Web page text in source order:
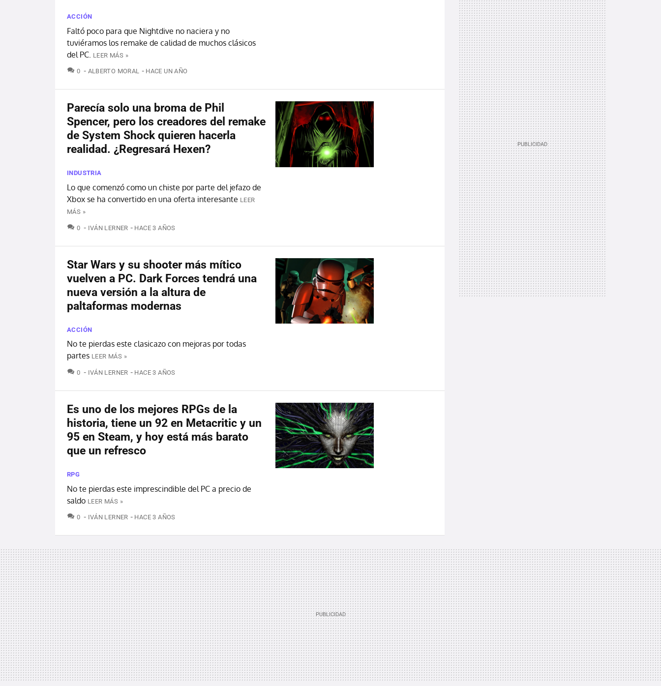
ACCIÓN
Faltó poco para que Nightdive no naciera y no
tuviéramos los remake de calidad de muchos clásicos
del PC. LEER MÁS »
0 COMENTARIOS
ALBERTO MORAL HACE UN AÑO
Parecía solo una broma de Phil
Spencer, pero los creadores del remake
de System Shock quieren hacerla
realidad. ¿Regresará Hexen?
INDUSTRIA
Lo que comenzó como un chiste por parte del jefazo de
Xbox se ha convertido en una oferta interesante LEER
MÁS »
0 COMENTARIOS
IVÁN LERNER HACE 3 AÑOS
Star Wars y su shooter más mítico
vuelven a PC. Dark Forces tendrá una
nueva versión a la altura de
paltaformas modernas
ACCIÓN
No te pierdas este clasicazo con mejoras por todas
partes LEER MÁS »
0 COMENTARIOS
IVÁN LERNER HACE 3 AÑOS
Es uno de los mejores RPGs de la
historia, tiene un 92 en Metacritic y un
95 en Steam, y hoy está más barato
que un refresco
RPG
No te pierdas este imprescindible del PC a precio de
saldo LEER MÁS »
0 COMENTARIOS
IVÁN LERNER HACE 3 AÑOS